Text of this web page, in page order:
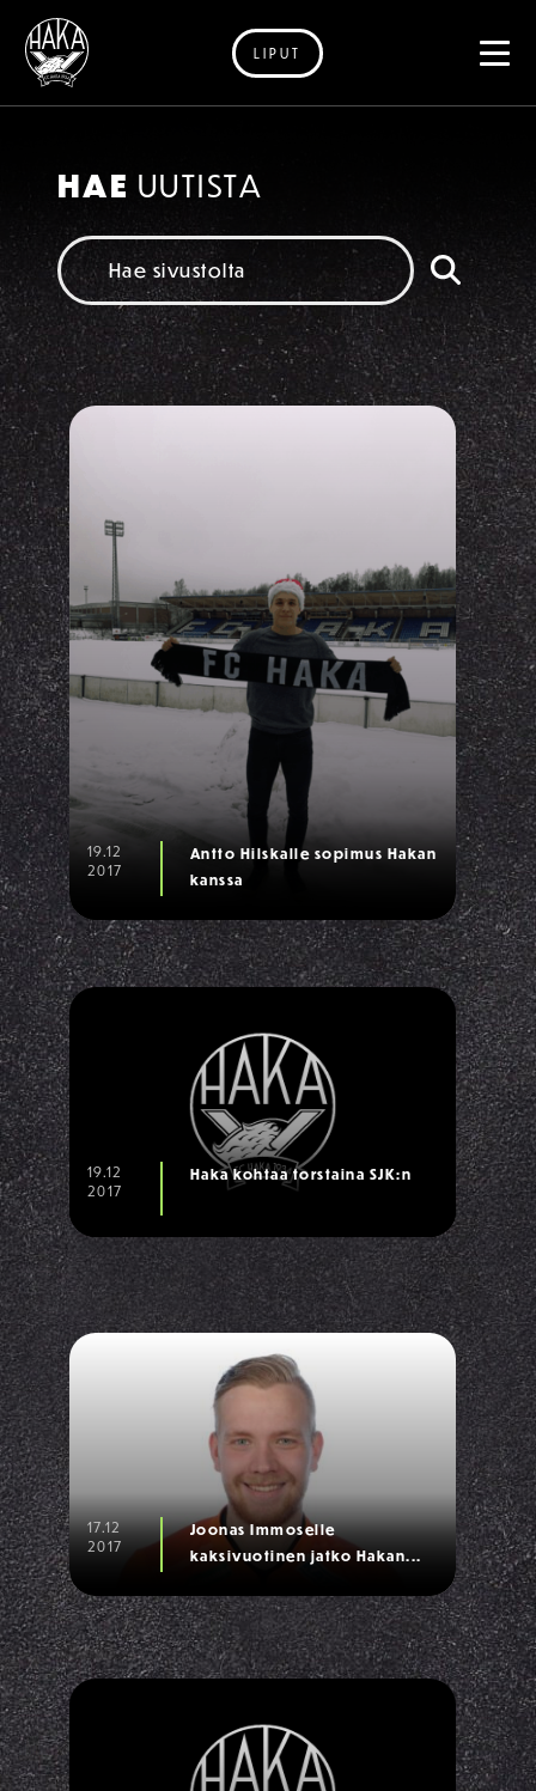
Siirry sisältöön
LIPUT
UUTISET
HAE UUTISTA
19.12
2017
Antto Hilskalle sopimus Hakan
kanssa
19.12
2017
Haka kohtaa torstaina SJK:n
17.12
2017
Joonas Immoselle
kaksivuotinen jatko Hakan...